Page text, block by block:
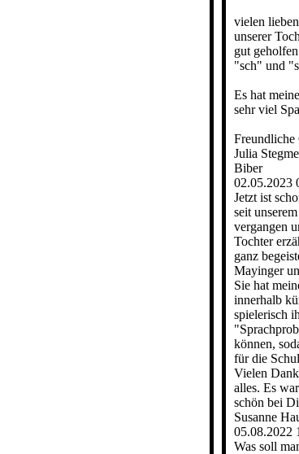
vielen
unserer
gut
"sch" und
Es hat
sehr viel
Freundliche
Julia
Biber
02.05.2023
Jetzt ist
seit
vergangen
Tochter
ganz
Mayinger
Sie hat
innerhalb
spielerisch
können,
für die
Vielen
alles. Es
schön bei
Susanne
05.08.2022
Was soll